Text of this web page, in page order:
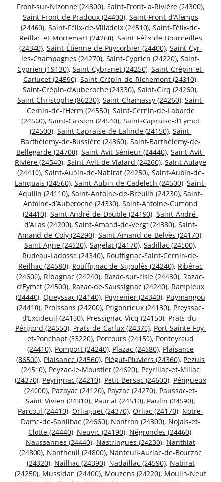
Front-sur-Nizonne (24300), Saint-Front-la-Rivière (24300),
Saint-Front-de-Pradoux (24400), Saint-Front-d’Alemps
(24460), Saint-Félix-de-Villadeix (24510), Saint-Félix-de-
Reillac-et-Mortemart (24260), Saint-Félix-de-Bourdeilles
(24340), Saint-Étienne-de-Puycorbier (24400), Saint-Cyr-
les-Champagnes (24270), Saint-Cyprien (24220), Saint-
Cyprien (19130), Saint-Cybranet (24250), Saint-Crépin-et-
Carlucet (24590), Saint-Crépin-de-Richemont (24310),
Saint-Crépin-d’Auberoche (24330), Saint-Cirq (24260),
Saint-Christophe (86230), Saint-Chamassy (24260), Saint-
Cernin-de-l’Herm (24550), Saint-Cernin-de-Labarde
(24560), Saint-Cassien (24540), Saint-Capraise-d’Eymet
(24500), Saint-Capraise-de-Lalinde (24150), Saint-
Barthélemy-de-Bussière (24360), Saint-Barthélemy-de-
Bellegarde (24700), Saint-Avit-Sénieur (24440), Saint-Avit-
Rivière (24540), Saint-Avit-de-Vialard (24260), Saint-Aulaye
(24410), Saint-Aubin-de-Nabirat (24250), Saint-Aubin-de-
Lanquais (24560), Saint-Aubin-de-Cadelech (24500), Saint-
Aquilin (24110), Saint-Antoine-de-Breuilh (24230), Saint-
Antoine-d’Auberoche (24330), Saint-Antoine-Cumond
(24410), Saint-André-de-Double (24190), Saint-André-
d’Allas (24200), Saint-Amand-de-Vergt (24380), Saint-
Amand-de-Coly (24290), Saint-Amand-de-Belvès (24170),
Saint-Agne (24520), Sagelat (24170), Sadillac (24500),
Rudeau-Ladosse (24340), Rouffignac-Saint-Cernin-de-
Reilhac (24580), Rouffignac-de-Sigoulès (24240), Ribérac
(24600), Ribagnac (24240), Razac-sur-l’Isle (24430), Razac-
d’Eymet (24500), Razac-de-Saussignac (24240), Rampieux
(24440), Queyssac (24140), Puyrenier (24340), Puymangou
(24410), Proissans (24200), Prigonrieux (24130), Preyssac-
d’Excideuil (24160), Pressignac-Vicq (24150), Prats-du-
Périgord (24550), Prats-de-Carlux (24370), Port-Sainte-Foy-
et-Ponchapt (33220), Pontours (24150), Ponteyraud
(24410), Pomport (24240), Plazac (24580), Plaisance
(86500), Plaisance (24560), Piégut-Pluviers (24360), Pezuls
(24510), Peyzac-le-Moustier (24620), Peyrillac-et-Millac
(24370), Peyrignac (24210), Petit-Bersac (24600), Périgueux
(24000), Pazayac (24120), Payzac (24270), Paussac-et-
Saint-Vivien (24310), Paunat (24510), Paulin (24590),
Parcoul (24410), Orliaguet (24370), Orliac (24170), Notre-
Dame-de-Sanilhac (24660), Nontron (24300), Nojals-et-
Clotte (24440), Neuvic (24190), Négrondes (24460),
Naussannes (24440), Nastringues (24230), Nanthiat
(24800), Nantheuil (24800), Nanteuil-Auriac-de-Bourzac
(24320), Nailhac (24390), Nadaillac (24590), Nabirat
(24250), Mussidan (24400), Mouzens (24220), Moulin-Neuf